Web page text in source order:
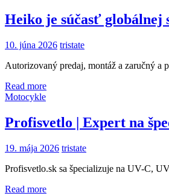
Heiko je súčasť globálnej
10. júna 2026 tristate
Autorizovaný predaj, montáž a zaručný
Read more
Motocykle
Profisvetlo | Expert na
19. mája 2026 tristate
Profisvetlo.sk sa špecializuje na UV-C,
Read more